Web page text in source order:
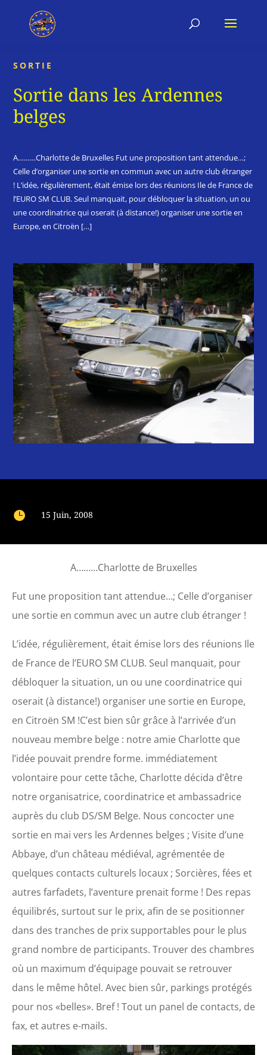
SORTIE
Sortie dans les Ardennes
belges
A………Charlotte de Bruxelles Fut une proposition tant attendue…;
Celle d’organiser une sortie en commun avec un autre club étranger
! L’idée, régulièrement, était émise lors des réunions Ile de France de
l’EURO SM CLUB. Seul manquait, pour débloquer la situation, un ou
une coordinatrice qui oserait (à distance!) organiser une sortie en
Europe, en Citroën […]
 15 Juin, 2008
A………Charlotte de Bruxelles
Fut une proposition tant attendue…; Celle d’organiser
une sortie en commun avec un autre club étranger !
L’idée, régulièrement, était émise lors des réunions Ile
de France de l’EURO SM CLUB. Seul manquait, pour
débloquer la situation, un ou une coordinatrice qui
oserait (à distance!) organiser une sortie en Europe,
en Citroën SM !C’est bien sûr grâce à l’arrivée d’un
nouveau membre belge : notre amie Charlotte que
l’idée pouvait prendre forme. immédiatement
volontaire pour cette tâche, Charlotte décida d’être
notre organisatrice, coordinatrice et ambassadrice
auprès du club DS/SM Belge. Nous concocter une
sortie en mai vers les Ardennes belges ; Visite d’une
Abbaye, d’un château médiéval, agrémentée de
quelques contacts culturels locaux ; Sorcières, fées et
autres farfadets, l’aventure prenait forme ! Des repas
équilibrés, surtout sur le prix, afin de se positionner
dans des tranches de prix supportables pour le plus
grand nombre de participants. Trouver des chambres
où un maximum d’équipage pouvait se retrouver
dans le même hôtel. Avec bien sûr, parkings protégés
pour nos «belles». Bref ! Tout un panel de contacts, de
fax, et autres e-mails.